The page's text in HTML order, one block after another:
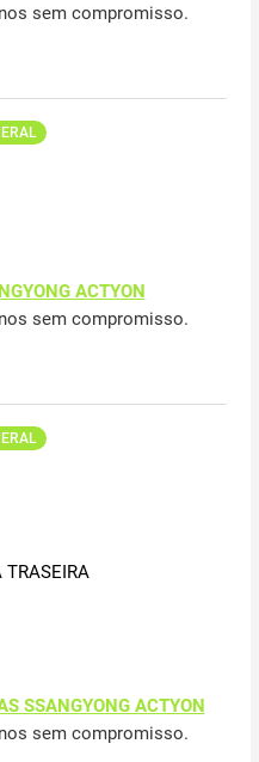
sem compromisso.
ACTYON
sem compromisso.
TRASEIRA
SSANGYONG ACTYON
sem compromisso.